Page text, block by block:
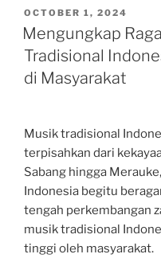
POSTED
ON
OCTOBER 1, 2024
Mengungkap
Tradisional
di Masyarakat
Musik tradisional
terpisahkan dari
Sabang hingga
Indonesia begitu
tengah perkembangan
musik tradisional
tinggi oleh masyarakat.